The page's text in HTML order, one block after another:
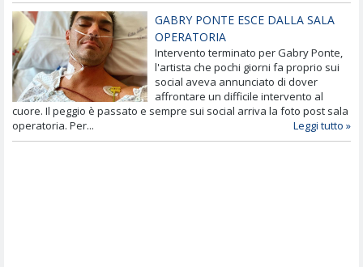
GABRY PONTE ESCE DALLA SALA
OPERATORIA
Intervento terminato per Gabry Ponte,
l'artista che pochi giorni fa proprio sui
social aveva annunciato di dover
affrontare un difficile intervento al
cuore. Il peggio è passato e sempre sui social arriva la foto post sala
operatoria. Per...
Leggi tutto »